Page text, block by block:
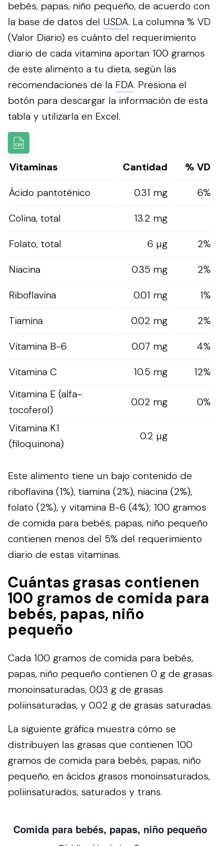
bebés, papas, niño pequeño, de acuerdo con
la base de datos del USDA. La columna % VD
(Valor Diario) es cuánto del requerimiento
diario de cada vitamina aportan 100 gramos
de este alimento a tu dieta, según las
recomendaciones de la FDA. Presiona el
botón para descargar la información de esta
tabla y utilizarla en Excel.
Vitaminas Cantidad
% VD
Ácido pantoténico
0.31 mg
6%
Colina, total
13.2 mg
Folato, total
6 µg
2%
Niacina
0.35 mg
2%
Riboflavina
0.01 mg
1%
Tiamina
0.02 mg
2%
Vitamina B-6
0.07 mg
4%
Vitamina C
10.5 mg
12%
Vitamina E (alfa-
tocoferol)
0.02 mg 0%
Vitamina K1
(filoquinona)
0.2 µg
Este alimento tiene un bajo contenido de
riboflavina (1%), tiamina (2%), niacina (2%),
folato (2%), y vitamina B-6 (4%); 100 gramos
de comida para bebés, papas, niño pequeño
contienen menos del 5% del requerimiento
diario de estas vitaminas.
Cuántas grasas contienen
100 gramos de comida para
bebés, papas, niño
pequeño
Cada 100 gramos de comida para bebés,
papas, niño pequeño contienen 0 g de grasas
monoinsaturadas, 0.03 g de grasas
poliinsaturadas, y 0.02 g de grasas saturadas.
La siguiente gráfica muestra cómo se
distribuyen las grasas que contienen 100
gramos de comida para bebés, papas, niño
pequeño, en ácidos grasos monoinsaturados,
poliinsaturados, saturados y trans.